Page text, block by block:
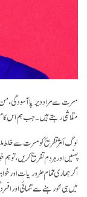
مسرت سے مراد دیرپا آسودگی،
متلاشی رہتے ہیں۔ جب ہم اس کا
لوگ اکثر تفریح کو مسرت سے خلط
پہنیں اور ہر دم تفریح کریں، تو
اگر ہماری تمام ضروریات اور
میں ہی محو رہنے سے تنہائی اور